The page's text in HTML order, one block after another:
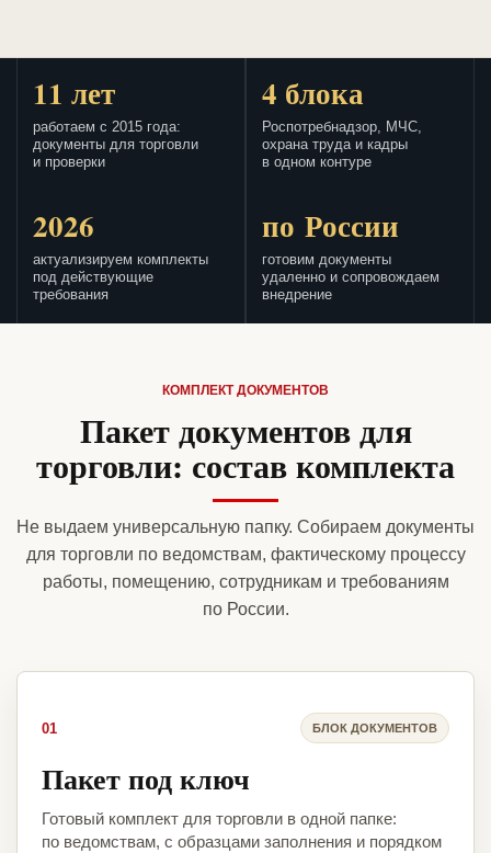
11 лет
работаем с 2015 года:
документы для торговли
и проверки
4 блока
Роспотребнадзор, МЧС,
охрана труда и кадры
в одном контуре
2026
актуализируем комплекты
под действующие
требования
по России
готовим документы
удаленно и сопровождаем
внедрение
КОМПЛЕКТ ДОКУМЕНТОВ
Пакет документов для
торговли: состав комплекта
Не выдаем универсальную папку. Собираем документы
для торговли по ведомствам, фактическому процессу
работы, помещению, сотрудникам и требованиям
по России.
01 БЛОК ДОКУМЕНТОВ
Пакет под ключ
Готовый комплект для торговли в одной папке:
по ведомствам, с образцами заполнения и порядком